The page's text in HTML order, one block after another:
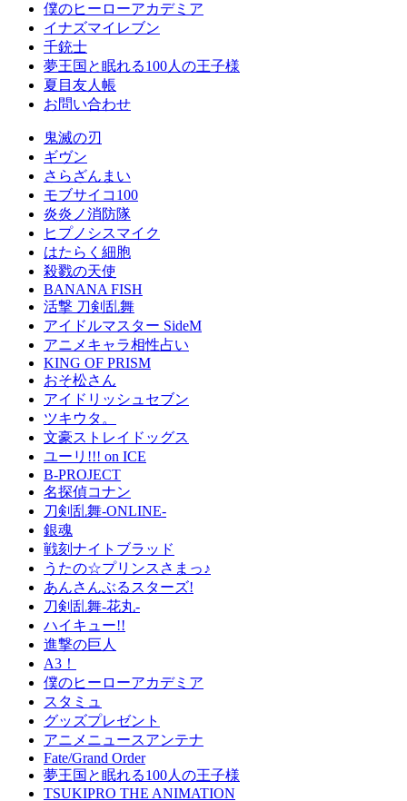
僕のヒーローアカデミア
イナズマイレブン
千銃士
夢王国と眠れる100人の王子様
夏目友人帳
お問い合わせ
鬼滅の刃
ギヴン
さらざんまい
モブサイコ100
炎炎ノ消防隊
ヒプノシスマイク
はたらく細胞
殺戮の天使
BANANA FISH
活撃 刀剣乱舞
アイドルマスター SideM
アニメキャラ相性占い
KING OF PRISM
おそ松さん
アイドリッシュセブン
ツキウタ。
文豪ストレイドッグス
ユーリ!!! on ICE
B-PROJECT
名探偵コナン
刀剣乱舞-ONLINE-
銀魂
戦刻ナイトブラッド
うたの☆プリンスさまっ♪
あんさんぶるスターズ!
刀剣乱舞-花丸-
ハイキュー!!
進撃の巨人
A3！
僕のヒーローアカデミア
スタミュ
グッズプレゼント
アニメニュースアンテナ
Fate/Grand Order
夢王国と眠れる100人の王子様
TSUKIPRO THE ANIMATION